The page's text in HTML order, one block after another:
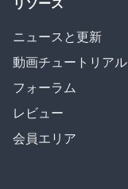
ニュースと更新
動画チュートリアル
フォーラム
レビュー
会員エリア